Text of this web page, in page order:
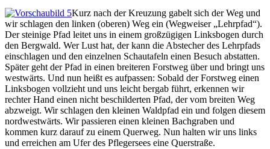
Kurz nach der Kreuzung gabelt sich der Weg und
wir schlagen den linken (oberen) Weg ein (Wegweiser „Lehrpfad“).
Der steinige Pfad leitet uns in einem großzügigen Linksbogen durch
den Bergwald. Wer Lust hat, der kann die Abstecher des Lehrpfads
einschlagen und den einzelnen Schautafeln einen Besuch abstatten.
Später geht der Pfad in einen breiteren Forstweg über und bringt uns
westwärts. Und nun heißt es aufpassen: Sobald der Forstweg einen
Linksbogen vollzieht und uns leicht bergab führt, erkennen wir
rechter Hand einen nicht beschilderten Pfad, der vom breiten Weg
abzweigt. Wir schlagen den kleinen Waldpfad ein und folgen diesem
nordwestwärts. Wir passieren einen kleinen Bachgraben und
kommen kurz darauf zu einem Querweg. Nun halten wir uns links
und erreichen am Ufer des Pflegersees eine Querstraße.